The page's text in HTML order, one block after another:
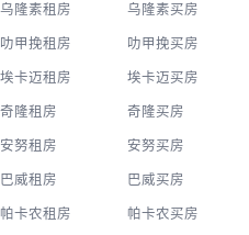
乌隆素租房 乌隆素买房
叻甲挽租房 叻甲挽买房
埃卡迈租房 埃卡迈买房
奇隆租房 奇隆买房
安努租房 安努买房
巴威租房 巴威买房
帕卡农租房 帕卡农买房